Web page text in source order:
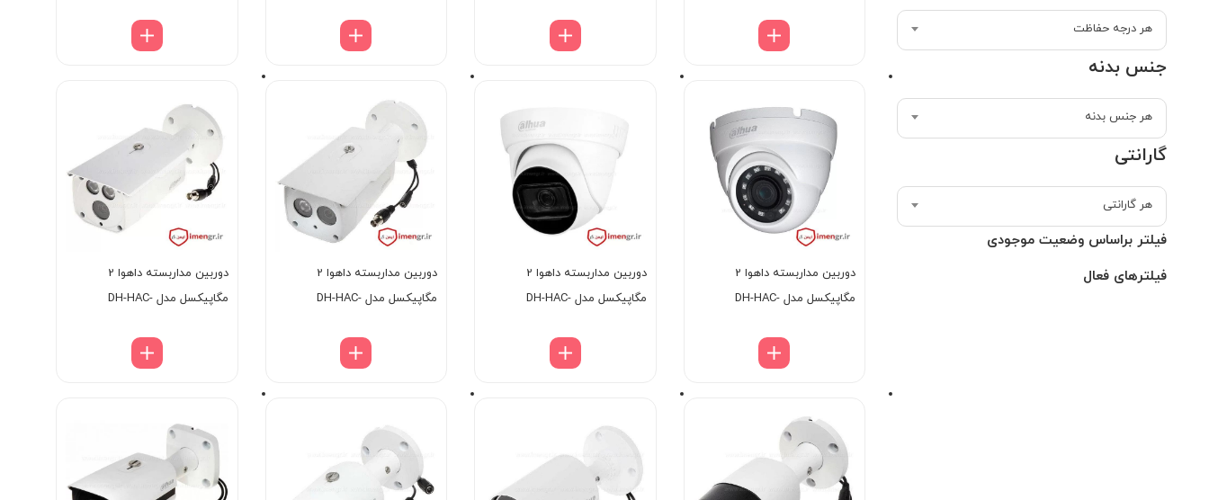
هر درجه حفاظت
جنس بدنه
هر جنس بدنه
گارانتی
هر گارانتی
فیلتر براساس وضعیت موجودی
فیلترهای فعال
دوربین مداربسته داهوا 2
مگاپیکسل مدل DH-HAC-
دوربین مداربسته داهوا 2
مگاپیکسل مدل DH-HAC-
دوربین مداربسته داهوا 2
مگاپیکسل مدل DH-HAC-
دوربین مداربسته داهوا 2
مگاپیکسل مدل DH-HAC-